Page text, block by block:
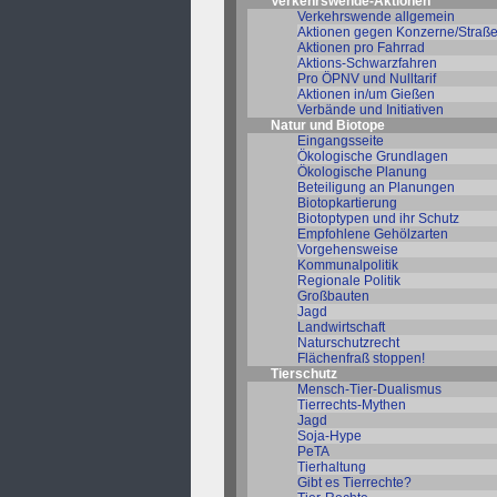
Verkehrswende allgemein
Aktionen gegen Konzerne/
Aktionen pro Fahrrad
Aktions-Schwarzfahren
Pro ÖPNV und Nulltarif
Aktionen in/um Gießen
Verbände und Initiativen
Natur und Biotope
Eingangsseite
Ökologische Grundlagen
Ökologische Planung
Beteiligung an Planungen
Biotopkartierung
Biotoptypen und ihr Schutz
Empfohlene Gehölzarten
Vorgehensweise
Kommunalpolitik
Regionale Politik
Großbauten
Jagd
Landwirtschaft
Naturschutzrecht
Flächenfraß stoppen!
Tierschutz
Mensch-Tier-Dualismus
Tierrechts-Mythen
Jagd
Soja-Hype
PeTA
Tierhaltung
Gibt es Tierrechte?